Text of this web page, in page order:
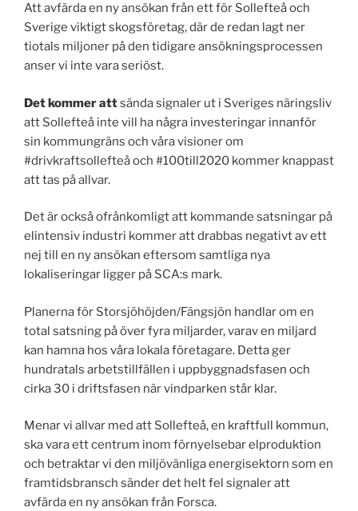
Att avfärda en ny ansökan från ett för Sollefteå och
Sverige viktigt skogsföretag, där de redan lagt ner
tiotals miljoner på den tidigare ansökningsprocessen
anser vi inte vara seriöst.
Det kommer attsända signaler ut i Sveriges näringsliv
att Sollefteå inte vill ha några investeringar innanför
sin kommungräns och våra visioner om
#drivkraftsollefteå och #100till2020 kommer knappast
att tas på allvar.
Det är också ofrånkomligt att kommande satsningar på
elintensiv industri kommer att drabbas negativt av ett
nej till en ny ansökan eftersom samtliga nya
lokaliseringar ligger på SCA:s mark.
Planerna för Storsjöhöjden/Fängsjön handlar om en
total satsning på över fyra miljarder, varav en miljard
kan hamna hos våra lokala företagare. Detta ger
hundratals arbetstillfällen i uppbyggnadsfasen och
cirka 30 i driftsfasen när vindparken står klar.
Menar vi allvar med att Sollefteå, en kraftfull kommun,
ska vara ett centrum inom förnyelsebar elproduktion
och betraktar vi den miljövänliga energisektorn som en
framtidsbransch sänder det helt fel signaler att
avfärda en ny ansökan från Forsca.